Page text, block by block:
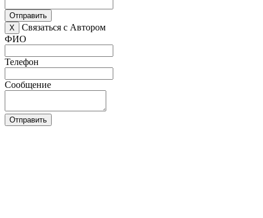
Отправить
X
Связаться с Автором
ФИО
Телефон
Сообщение
Отправить